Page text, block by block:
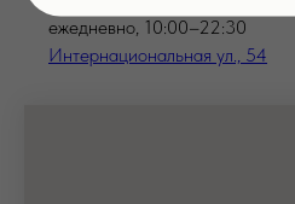
ежедневно, 10:00–22:30
Интернациональная ул., 54